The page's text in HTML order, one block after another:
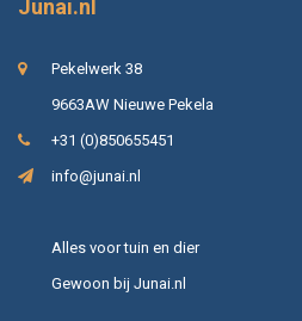
Junai.nl
Pekelwerk 38
9663AW Nieuwe Pekela
+31 (0)850655451
info@junai.nl
Alles voor tuin en dier
Gewoon bij Junai.nl